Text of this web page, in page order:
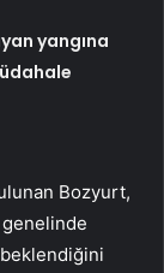
yangına
Bozyurt,